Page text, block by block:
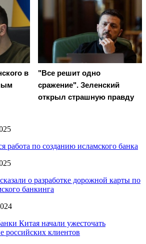
в
"Все решит одно
сражение". Зеленский
открыл страшную правду
работа по созданию исламского банка
о разработке дорожной карты по
банкинга
Китая начали ужесточать
российских клиентов